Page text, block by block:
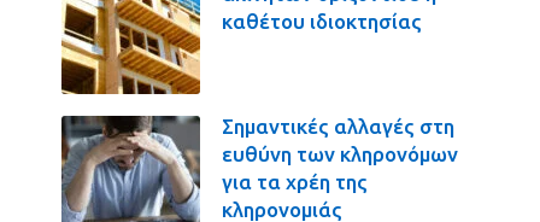
καθέτου ιδιοκτησίας
Σημαντικές αλλαγές στη
ευθύνη των κληρονόμων
για τα χρέη της
κληρονομιάς